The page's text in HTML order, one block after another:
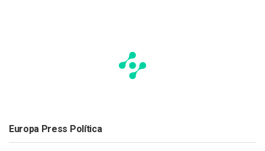
Europa Press Política